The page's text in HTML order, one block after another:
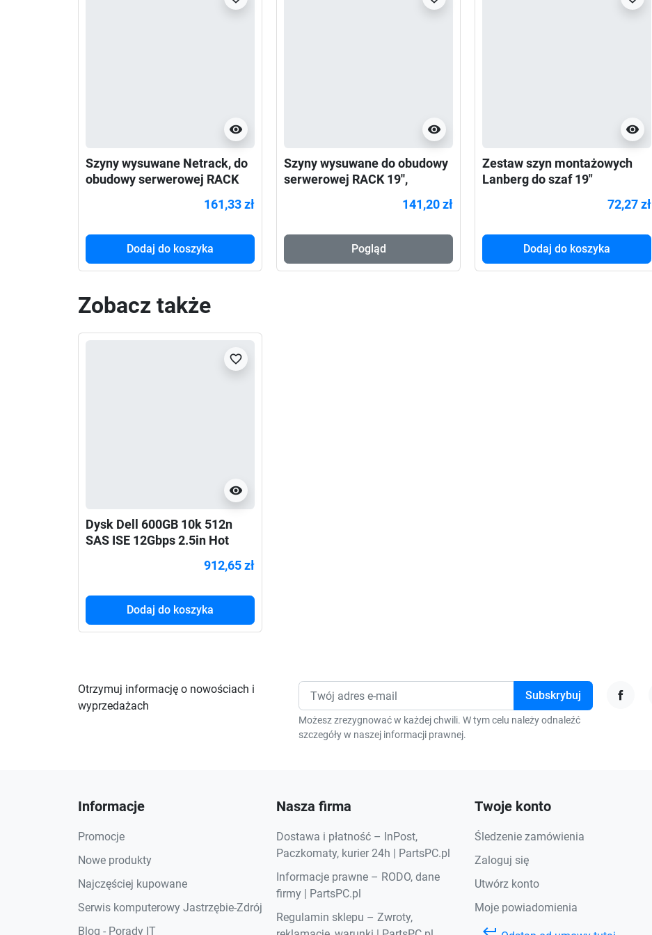
visibility
Szyny wysuwane Netrack, do
obudowy serwerowej RACK
161,33 zł
Dodaj do koszyka
visibility
Szyny wysuwane do obudowy
serwerowej RACK 19'',
141,20 zł
Pogląd
visibility
Zestaw szyn montażowych
Lanberg do szaf 19"
72,27 zł
Dodaj do koszyka
Zobacz także
visibility
favorite_border
Dysk Dell 600GB 10k 512n
SAS ISE 12Gbps 2.5in Hot
912,65 zł
Dodaj do koszyka
Otrzymuj informację o nowościach i
wyprzedażach
Możesz zrezygnować w każdej chwili. W tym celu należy odnaleźć
szczegóły w naszej informacji prawnej.
Informacje
Promocje
Nowe produkty
Najczęściej kupowane
Serwis komputerowy Jastrzębie-Zdrój
Blog - Porady IT
Nasza firma
Dostawa i płatność – InPost,
Paczkomaty, kurier 24h | PartsPC.pl
Informacje prawne – RODO, dane
firmy | PartsPC.pl
Regulamin sklepu – Zwroty,
Twoje konto
Śledzenie zamówienia
Zaloguj się
Utwórz konto
Moje powiadomienia
keyboard_return